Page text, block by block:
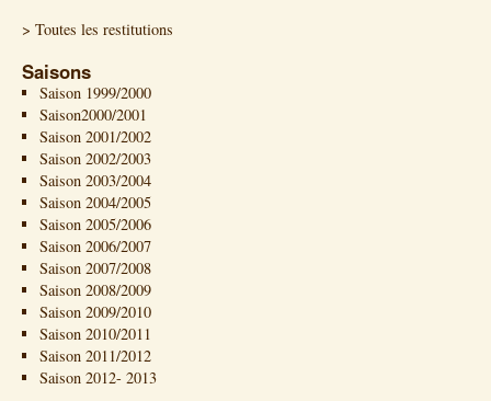
> Toutes les restitutions
Saisons
Saison 1999/2000
Saison2000/2001
Saison 2001/2002
Saison 2002/2003
Saison 2003/2004
Saison 2004/2005
Saison 2005/2006
Saison 2006/2007
Saison 2007/2008
Saison 2008/2009
Saison 2009/2010
Saison 2010/2011
Saison 2011/2012
Saison 2012- 2013